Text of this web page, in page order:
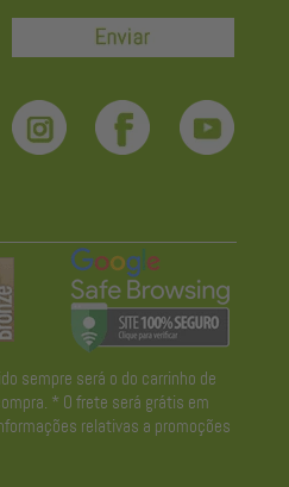
sempre será o do carrinho de
* O frete será grátis em
relativas a promoções